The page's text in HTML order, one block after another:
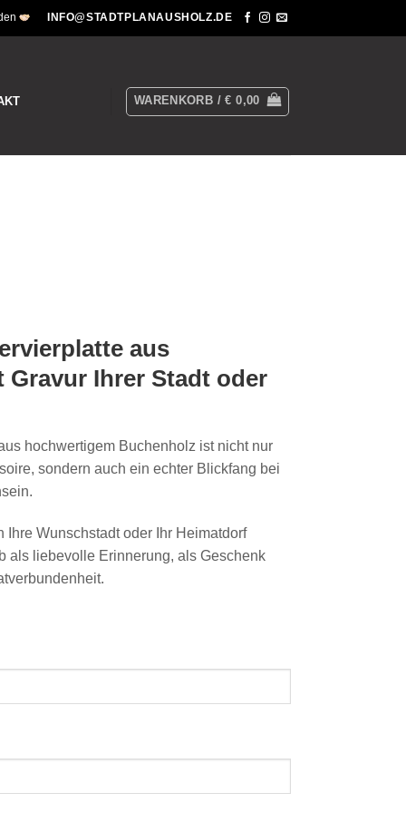
INFO@STADTPLANAUSHOLZ.DE
WARENKORB /€ 0,00
aus
Gravur Ihrer Stadt oder
hochwertigem Buchenholz ist nicht nur
sondern auch ein echter Blickfang bei
Ihre Wunschstadt oder Ihr Heimatdorf
als liebevolle Erinnerung, als Geschenk